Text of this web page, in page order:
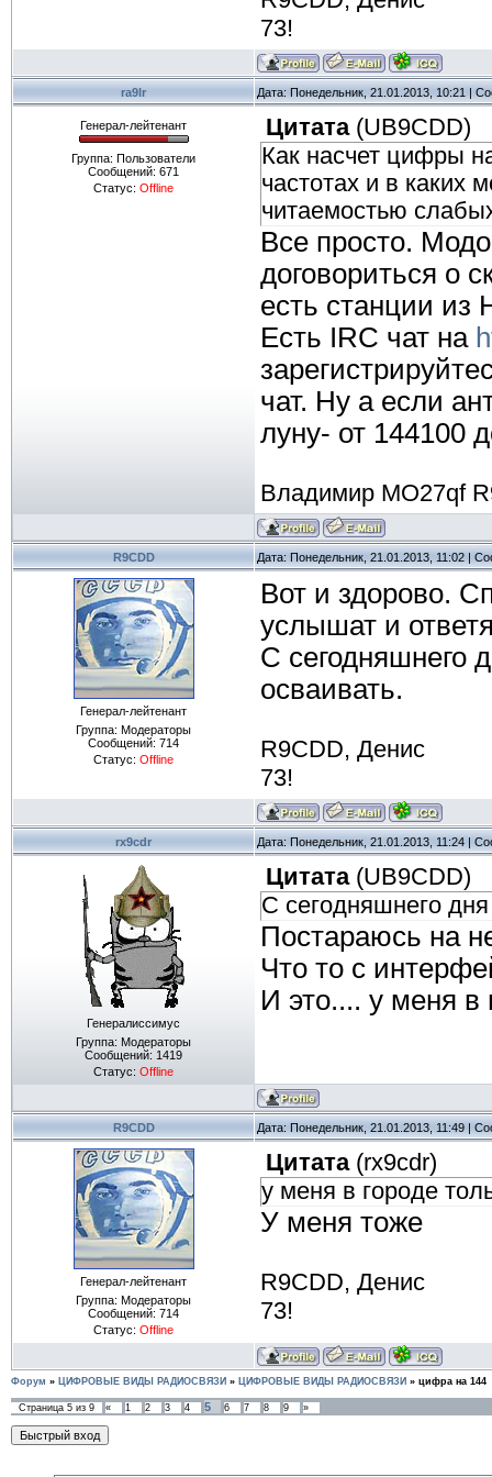
73!
ra9lr Дата: Понедельник, 21.01.2013, 10:21 |
Генерал-лейтенант
Группа: Пользователи
Сообщений: 671
Статус: Offline
Цитата(UB9CDD)
Как насчет цифры
частотах и в каких
читаемостью
Все просто.
договориться о
есть станции из
Есть IRC чат на
чат. Ну а если
луну- от 144100
Владимир MO27qf
R9CDD Дата: Понедельник, 21.01.2013, 11:02 |
Генерал-лейтенант
Группа: Модераторы
Сообщений: 714
Статус: Offline
Вот и здорово.
услышат и
С сегодняшнего
осваивать.
R9CDD, Денис
73!
rx9cdr Дата: Понедельник, 21.01.2013, 11:24 |
Генералиссимус
Группа: Модераторы
Сообщений: 1419
Статус: Offline
Цитата(UB9CDD)
С сегодняшнего
Постараюсь на
Что то с
И это.... у меня в
R9CDD Дата: Понедельник, 21.01.2013, 11:49 |
Генерал-лейтенант
Группа: Модераторы
Сообщений: 714
Статус: Offline
Цитата(rx9cdr)
у меня в городе
У меня тоже
R9CDD, Денис
73!
Форум » ЦИФРОВЫЕ ВИДЫ РАДИОСВЯЗИ » ЦИФРОВЫЕ ВИДЫ РАДИОСВЯЗИ » цифра на 144
Страница 5 из 9 « 1 2 3 4 5 6 7 8 9 »